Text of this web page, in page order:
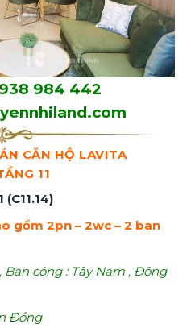
984 442
CĂN HỘ LAVITA
11
(C11.14)
gồm 2pn – 2wc – 2 ban
Ban công : Tây Nam , Đông
Đồng